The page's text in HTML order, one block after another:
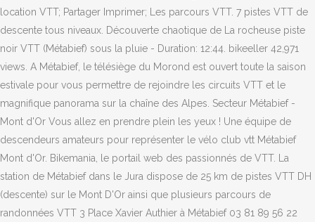
location VTT; Partager Imprimer; Les parcours VTT. 7 pistes VTT de
descente tous niveaux. Découverte chaotique de La rocheuse piste
noir VTT (Métabief) sous la pluie - Duration: 12:44. bikeeller 42,971
views. A Métabief, le télésiège du Morond est ouvert toute la saison
estivale pour vous permettre de rejoindre les circuits VTT et le
magnifique panorama sur la chaîne des Alpes. Secteur Métabief -
Mont d'Or Vous allez en prendre plein les yeux ! Une équipe de
descendeurs amateurs pour représenter le vélo club vtt Métabief
Mont d'Or. Bikemania, le portail web des passionnés de VTT. La
station de Métabief dans le Jura dispose de 25 km de pistes VTT DH
(descente) sur le Mont D'Or ainsi que plusieurs parcours de
randonnées VTT 3 Place Xavier Authier à Métabief 03 81 89 56 22